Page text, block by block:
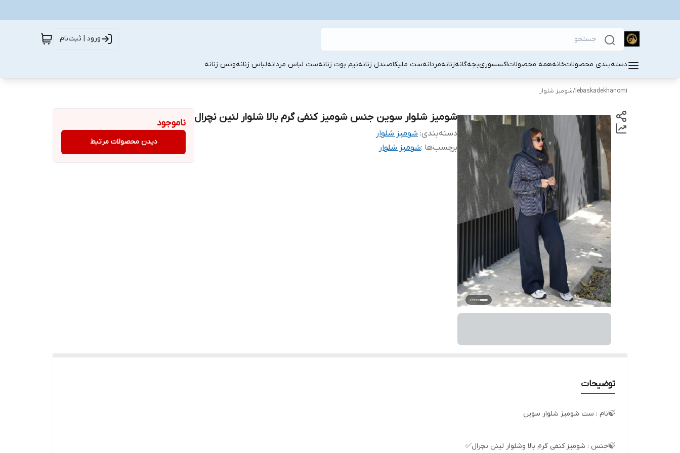
ورود | ثبت‌نام
دسته‌بندی محصولاتخانههمه محصولاتاکسسوریبچه‌گانهزنانهمردانهست ملیکاصندل زنانهنیم بوت زنانهست لباس مردانهلباس زنانهونس زنانه
lebaskadekhanomi
/شومیز شلوار
شومیز شلوار سوین جنس شومیز کنفی گرم بالا شلوار لنین نچرال
دسته‌بندی: شومیز شلوار
برچسب‌ها :شومیز شلوار
ناموجود
دیدن محصولات مرتبط
توضیحات
🍃نام : ست شومیز شلوار سوین
🍃جنس : شومیز کنفی گرم بالا وشلوار لینن نچرال✅